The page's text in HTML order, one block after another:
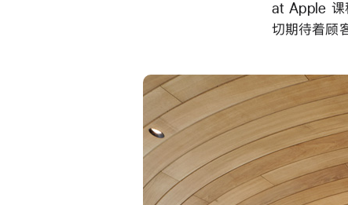
at Apple 课
切期待着顾